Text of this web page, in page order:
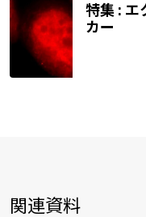
特集 : エ
カー
関連資料